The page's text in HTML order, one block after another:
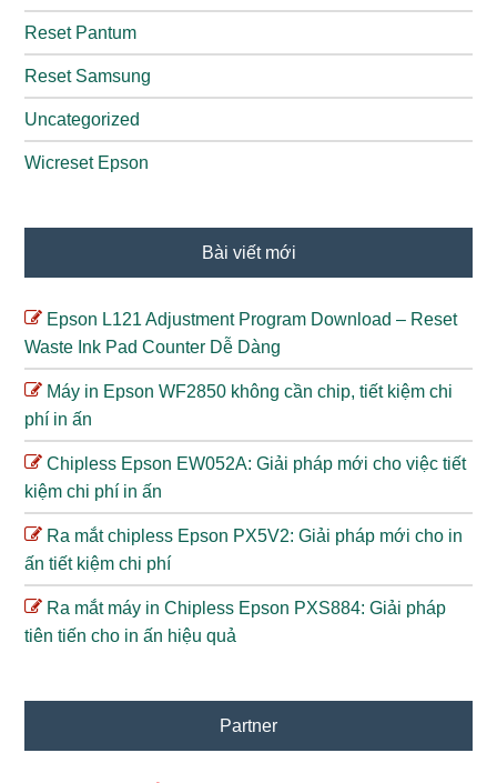
Reset Pantum
Reset Samsung
Uncategorized
Wicreset Epson
Bài viết mới
Epson L121 Adjustment Program Download – Reset
Waste Ink Pad Counter Dễ Dàng
Máy in Epson WF2850 không cần chip, tiết kiệm chi
phí in ấn
Chipless Epson EW052A: Giải pháp mới cho việc tiết
kiệm chi phí in ấn
Ra mắt chipless Epson PX5V2: Giải pháp mới cho in
ấn tiết kiệm chi phí
Ra mắt máy in Chipless Epson PXS884: Giải pháp
tiên tiến cho in ấn hiệu quả
Partner